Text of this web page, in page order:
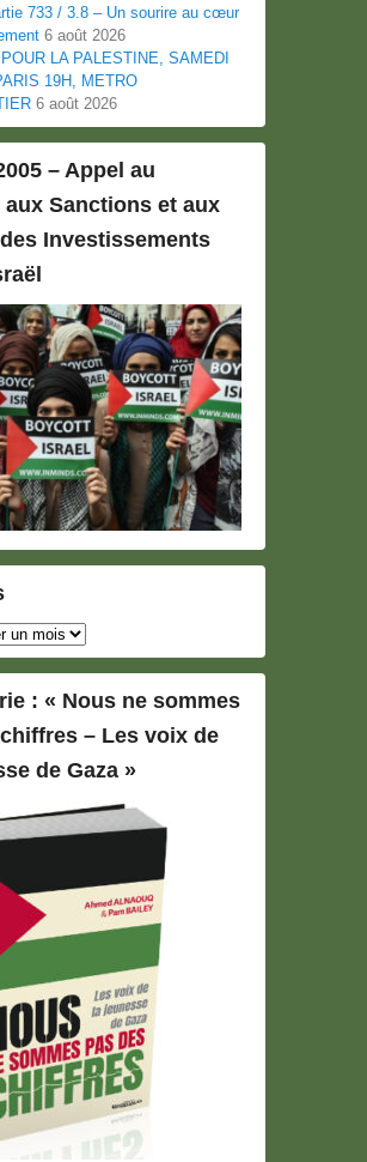
733 / 3.8 – Un sourire au cœur
6 août 2026
LA PALESTINE, SAMEDI
19H, METRO
6 août 2026
– Appel au
Sanctions et aux
Investissements
: « Nous ne sommes
– Les voix de
de Gaza »